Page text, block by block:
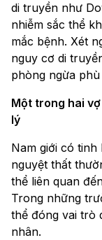
di truyền như
nhiễm sắc thể
mắc bệnh. Xét
nguy cơ di
phòng ngừa
Một trong hai
lý
Nam giới có
nguyệt thất
thể liên quan
Trong những
thể đóng vai trò
nhân.